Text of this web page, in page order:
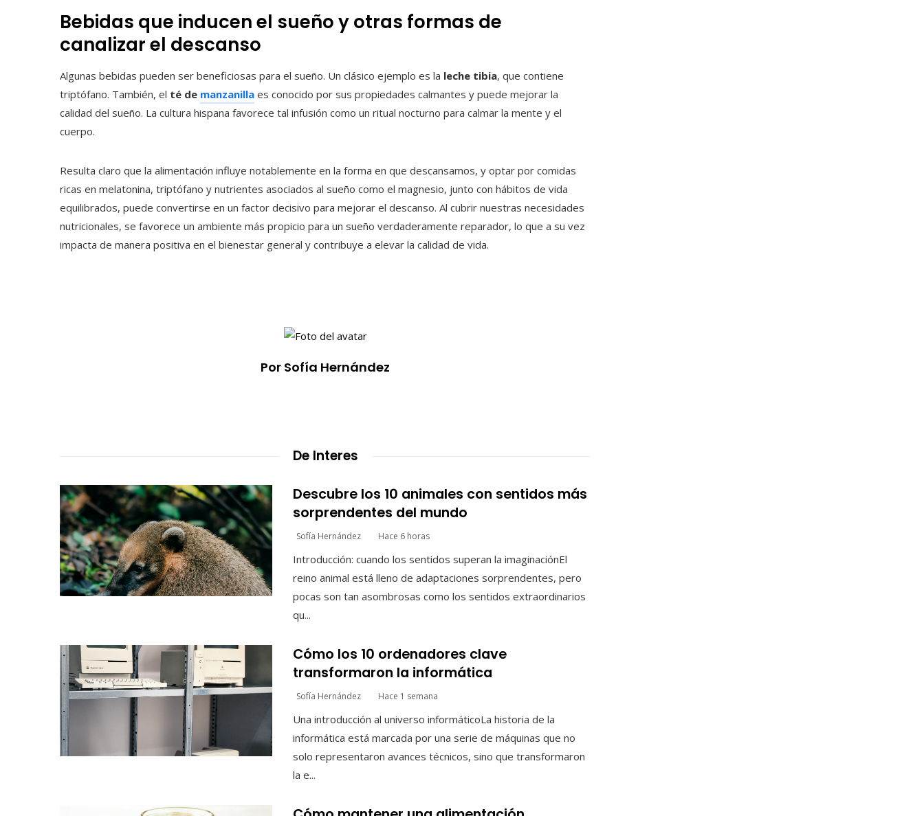
Bebidas que inducen el sueño y otras formas de
canalizar el descanso
Algunas bebidas pueden ser beneficiosas para el sueño. Un clásico ejemplo es la leche tibia, que contiene
triptófano. También, el té de manzanilla es conocido por sus propiedades calmantes y puede mejorar la
calidad del sueño. La cultura hispana favorece tal infusión como un ritual nocturno para calmar la mente y el
cuerpo.
Resulta claro que la alimentación influye notablemente en la forma en que descansamos, y optar por comidas
ricas en melatonina, triptófano y nutrientes asociados al sueño como el magnesio, junto con hábitos de vida
equilibrados, puede convertirse en un factor decisivo para mejorar el descanso. Al cubrir nuestras necesidades
nutricionales, se favorece un ambiente más propicio para un sueño verdaderamente reparador, lo que a su vez
impacta de manera positiva en el bienestar general y contribuye a elevar la calidad de vida.
Por Sofía Hernández
De Interes
Descubre los 10 animales con sentidos más
sorprendentes del mundo
Sofía Hernández Hace 6 horas
Introducción: cuando los sentidos superan la imaginaciónEl
reino animal está lleno de adaptaciones sorprendentes, pero
pocas son tan asombrosas como los sentidos extraordinarios
qu...
Cómo los 10 ordenadores clave
transformaron la informática
Sofía Hernández Hace 1 semana
Una introducción al universo informáticoLa historia de la
informática está marcada por una serie de máquinas que no
solo representaron avances técnicos, sino que transformaron
la e...